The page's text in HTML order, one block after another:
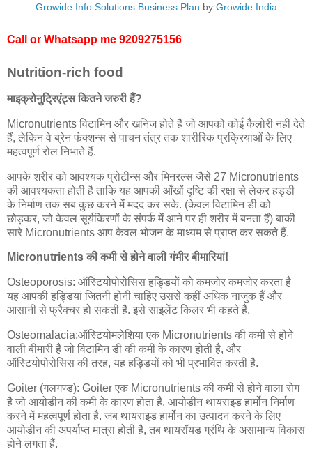
Growide Info Solutions Business Plan by Growide India
Call or Whatsapp me 9209275156
Nutrition-rich food
माइक्रोनुट्रिएंट्स कितने जरुरी हैं?
Micronutrients विटामिन और खनिज होते हैं जो आपको कोई कैलोरी नहीं देते
हैं, लेकिन वे ब्रेन फंक्शन्स से पाचन तंत्र तक शारीरिक प्रक्रियाओं के लिए
महत्वपूर्ण रोल निभाते हैं.
आपके शरीर को आवश्यक प्रोटीन्स और मिनरल्स जैसे 27 Micronutrients
की आवश्यकता होती है ताकि यह आपकी आँखों दृष्टि की रक्षा से लेकर हड्डी
के निर्माण तक सब कुछ करने में मदद कर सके. (केवल विटामिन डी को
छोड़कर, जो केवल सूर्यकिरणों के संपर्क में आने पर ही शरीर में बनता हैं) बाकी
सारे Micronutrients आप केवल भोजन के माध्यम से प्राप्त कर सकते हैं.
Micronutrients की कमी से होने वाली गंभीर बीमारियां!
Osteoporosis: ऑस्टियोपोरोसिस हड्डियों को कमजोर कमजोर करता है
यह आपकी हड्डियां जितनी होनी चाहिए उससे कहीं अधिक नाजुक हैं और
आसानी से फ्रैक्चर हो सकती हैं. इसे साइलेंट किलर भी कहते हैं.
Osteomalacia:ऑस्टियोमलेशिया एक Micronutrients की कमी से होने
वाली बीमारी है जो विटामिन डी की कमी के कारण होती है, और
ऑस्टियोपोरोसिस की तरह, यह हड्डियों को भी प्रभावित करती है.
Goiter (गलगण्ड): Goiter एक Micronutrients की कमी से होने वाला रोग
है जो आयोडीन की कमी के कारण होता है. आयोडीन थायराइड हार्मोन निर्माण
करने में महत्वपूर्ण होता है. जब थायराइड हार्मोन का उत्पादन करने के लिए
आयोडीन की अपर्याप्त मात्रा होती है, तब थायरॉयड ग्रंथि के असामान्य विकास
होने लगता हैं.